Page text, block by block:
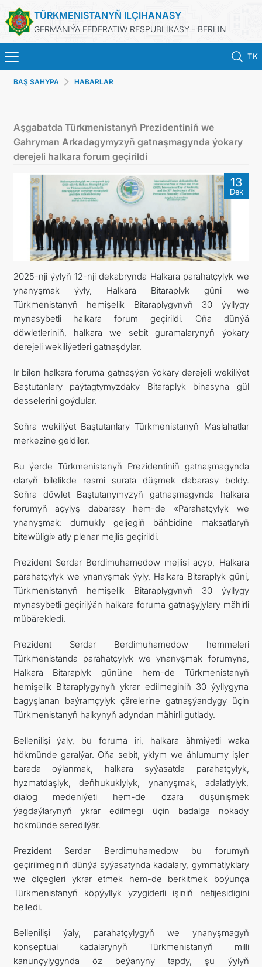
TÜRKMENISTANYŇ ILÇIHANASY
GERMANIÝA FEDERATIW RESPUBLIKASY - BERLIN
TK
BAŞ SAHYPA
TÜRKMENISTANYŇ DIM
TÜRKMENISTAN
KONSULLYK BÖLÜMI
TÜRKMENISTANDA MAÝA GOÝUMLAR
ARAGATNAŞYK
BAŞ SAHYPA HABARLAR
Aşgabatda Türkmenistanyň Prezidentiniň we
Gahryman Arkadagymyzyň gatnaşmagynda ýokary
derejeli halkara forum geçirildi
13
Dek
2025-nji ýylyň 12-nji dekabrynda Halkara parahatçylyk we
ynanyşmak ýyly, Halkara Bitaraplyk güni we
Türkmenistanyň hemişelik Bitaraplygynyň 30 ýyllygy
mynasybetli halkara forum geçirildi. Oňa dünýä
döwletleriniň, halkara we sebit guramalarynyň ýokary
derejeli wekiliýetleri gatnaşdylar.
Ir bilen halkara foruma gatnaşýan ýokary derejeli wekiliýet
Baştutanlary paýtagtymyzdaky Bitaraplyk binasyna gül
desselerini goýdular.
Soňra wekiliýet Baştutanlary Türkmenistanyň Maslahatlar
merkezine geldiler.
Bu ýerde Türkmenistanyň Prezidentiniň gatnaşmagynda
olaryň bilelikde resmi surata düşmek dabarasy boldy.
Soňra döwlet Baştutanymyzyň gatnaşmagynda halkara
forumyň açylyş dabarasy hem-de «Parahatçylyk we
ynanyşmak: durnukly geljegiň bähbidine maksatlaryň
bitewüligi» atly plenar mejlis geçirildi.
Prezident Serdar Berdimuhamedow mejlisi açyp, Halkara
parahatçylyk we ynanyşmak ýyly, Halkara Bitaraplyk güni,
Türkmenistanyň hemişelik Bitaraplygynyň 30 ýyllygy
mynasybetli geçirilýän halkara foruma gatnaşyjylary mähirli
mübärekledi.
Prezident Serdar Berdimuhamedow hemmeleri
Türkmenistanda parahatçylyk we ynanyşmak forumyna,
Halkara Bitaraplyk gününe hem-de Türkmenistanyň
hemişelik Bitaraplygynyň ykrar edilmeginiň 30 ýyllygyna
bagyşlanan baýramçylyk çärelerine gatnaşýandygy üçin
Türkmenistanyň halkynyň adyndan mähirli gutlady.
Bellenilişi ýaly, bu foruma iri, halkara ähmiýetli waka
hökmünde garalýar. Oňa sebit, yklym we ählumumy işler
barada oýlanmak, halkara syýasatda parahatçylyk,
hyzmatdaşlyk, deňhukuklylyk, ynanyşmak, adalatlylyk,
dialog medeniýeti hem-de özara düşünişmek
ýagdaýlarynyň ykrar edilmegi üçin badalga nokady
hökmünde seredilýär.
Prezident Serdar Berdimuhamedow bu forumyň
geçirilmeginiň dünýä syýasatynda kadalary, gymmatlyklary
we ölçegleri ykrar etmek hem-de berkitmek boýunça
Türkmenistanyň köpýyllyk yzygiderli işiniň netijesidigini
belledi.
Bellenilişi ýaly, parahatçylygyň we ynanyşmagyň
konseptual kadalarynyň Türkmenistanyň milli
kanunçylygynda öz beýanyny tapdy, şu ýylyň